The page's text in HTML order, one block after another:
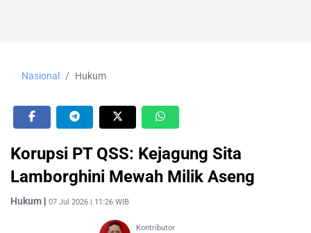
Nasional Hukum
Korupsi PT QSS: Kejagung Sita
Lamborghini Mewah Milik Aseng
Hukum | 07 Jul 2026 | 11:26 WIB
Kontributor